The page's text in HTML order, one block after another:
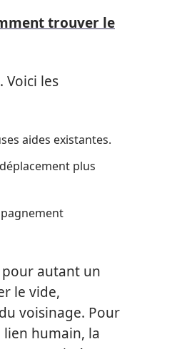
trouver le
Voici les
aides existantes.
plus
pour autant un
le vide,
voisinage. Pour
humain, la